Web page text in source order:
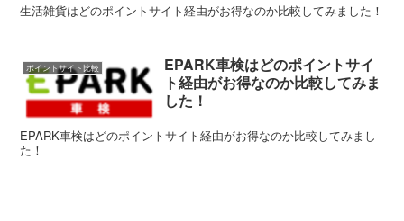
生活雑貨はどのポイントサイト経由がお得なのか比較してみました！
ポイントサイト比較
EPARK車検はどのポイントサイ
ト経由がお得なのか比較してみま
した！
EPARK車検はどのポイントサイト経由がお得なのか比較してみまし
た！